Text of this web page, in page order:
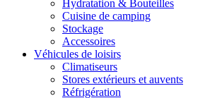
Hydratation & Bouteilles
Cuisine de camping
Stockage
Accessoires
Véhicules de loisirs
Climatiseurs
Stores extérieurs et auvents
Réfrigération